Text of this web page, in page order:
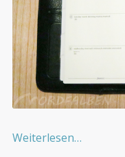
Weiterlesen…